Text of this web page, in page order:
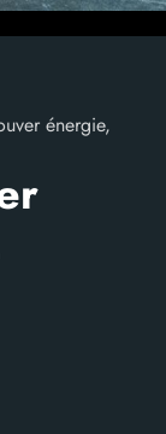
énergie,